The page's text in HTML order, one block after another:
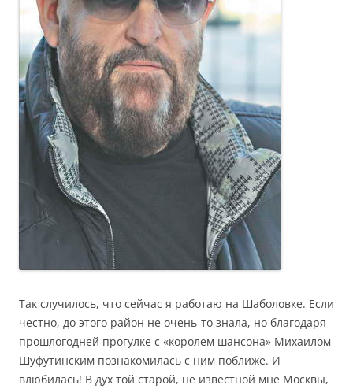
Так случилось, что сейчас я работаю на Шаболовке. Если
честно, до этого район не очень-то знала, но благодаря
прошлогодней прогулке с «королем шансона» Михаилом
Шуфутинским познакомилась с ним поближе. И
влюбилась! В дух той старой, не известной мне Москвы,